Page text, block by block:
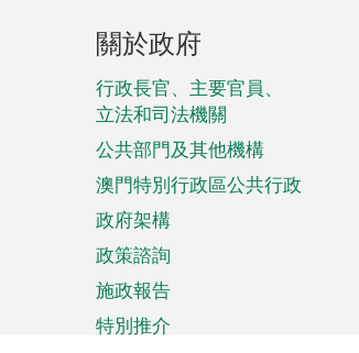
頁
腳
菜
單
關於政府
行政長官、主要官員、
立法和司法機關
公共部門及其他機構
澳門特別行政區公共行政
政府架構
政策諮詢
施政報告
特別推介